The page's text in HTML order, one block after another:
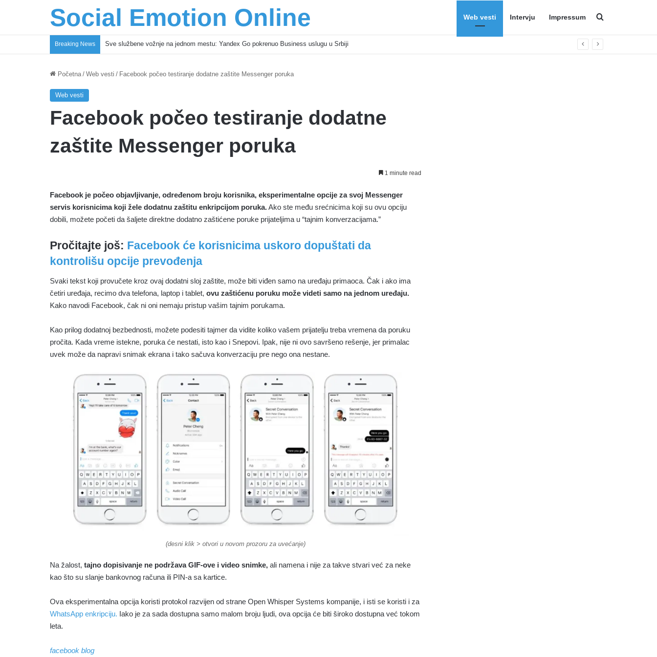
Social Emotion Online Web vesti Intervju Impressum
Breaking News Sve službene vožnje na jednom mestu: Yandex Go pokrenuo Business uslugu u Srbiji
Početna / Web vesti / Facebook počeo testiranje dodatne zaštite Messenger poruka
Web vesti
Facebook počeo testiranje dodatne
zaštite Messenger poruka
1 minute read
Facebook je počeo objavljivanje, određenom broju korisnika, eksperimentalne opcije za svoj Messenger
servis korisnicima koji žele dodatnu zaštitu enkripcijom poruka.Ako ste među srećnicima koji su ovu opciju
dobili, možete početi da šaljete direktne dodatno zaštićene poruke prijateljima u “tajnim konverzacijama.”
Pročitajte još: Facebook će korisnicima uskoro dopuštati da
kontrolišu opcije prevođenja
Svaki tekst koji provučete kroz ovaj dodatni sloj zaštite, može biti viđen samo na uređaju primaoca. Čak i ako ima
četiri uređaja, recimo dva telefona, laptop i tablet, ovu zaštićenu poruku može videti samo na jednom uređaju.
Kako navodi Facebook, čak ni oni nemaju pristup vašim tajnim porukama.
Kao prilog dodatnoj bezbednosti, možete podesiti tajmer da vidite koliko vašem prijatelju treba vremena da poruku
pročita. Kada vreme istekne, poruka će nestati, isto kao i Snepovi. Ipak, nije ni ovo savršeno rešenje, jer primalac
uvek može da napravi snimak ekrana i tako sačuva konverzaciju pre nego ona nestane.
(desni klik > otvori u novom prozoru za uvećanje)
Na žalost, tajno dopisivanje ne podržava GIF-ove i video snimke, ali namena i nije za takve stvari već za neke
kao što su slanje bankovnog računa ili PIN-a sa kartice.
Ova eksperimentalna opcija koristi protokol razvijen od strane Open Whisper Systems kompanije, i isti se koristi i za
WhatsApp enkripciju. Iako je za sada dostupna samo malom broju ljudi, ova opcija će biti široko dostupna već tokom
leta.
facebook blog